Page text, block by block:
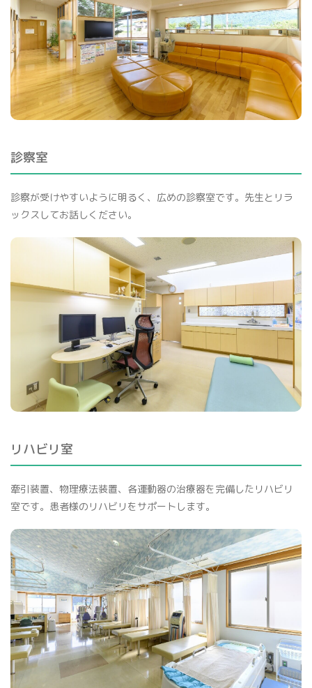
診察室
診察が受けやすいように明るく、広めの診察室です。先生とリラ
ックスしてお話しください。
リハビリ室
牽引装置、物理療法装置、各運動器の治療器を完備したリハビリ
室です。患者様のリハビリをサポートします。